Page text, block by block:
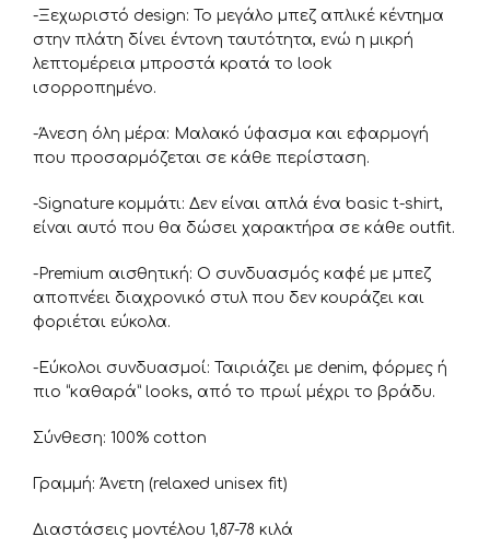
-Ξεχωριστό design: Το μεγάλο μπεζ απλικέ κέντημα
στην πλάτη δίνει έντονη ταυτότητα, ενώ η μικρή
λεπτομέρεια μπροστά κρατά το look
ισορροπημένο.
-Άνεση όλη μέρα: Μαλακό ύφασμα και εφαρμογή
που προσαρμόζεται σε κάθε περίσταση.
-Signature κομμάτι: Δεν είναι απλά ένα basic t-shirt,
είναι αυτό που θα δώσει χαρακτήρα σε κάθε outfit.
-Premium αισθητική: Ο συνδυασμός καφέ με μπεζ
αποπνέει διαχρονικό στυλ που δεν κουράζει και
φοριέται εύκολα.
-Εύκολοι συνδυασμοί: Ταιριάζει με denim, φόρμες ή
πιο “καθαρά” looks, από το πρωί μέχρι το βράδυ.
Σύνθεση: 100% cotton
Γραμμή: Άνετη (relaxed unisex fit)
Διαστάσεις μοντέλου 1,87-78 κιλά